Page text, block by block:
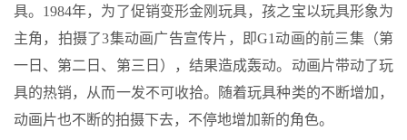
具。1984年，为了促销变形金刚玩具，孩之宝以玩具形象为
主角，拍摄了3集动画广告宣传片，即G1动画的前三集（第
一日、第二日、第三日），结果造成轰动。动画片带动了玩
具的热销，从而一发不可收拾。随着玩具种类的不断增加，
动画片也不断的拍摄下去，不停地增加新的角色。